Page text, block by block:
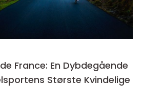
France: En Dybdegående
Største Kvindelige